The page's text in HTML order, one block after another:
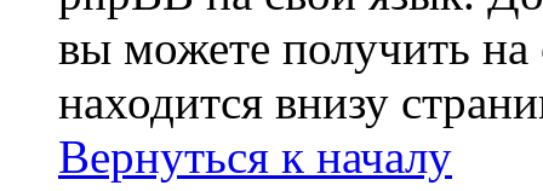
вы можете получить на
находится внизу
Вернуться к началу